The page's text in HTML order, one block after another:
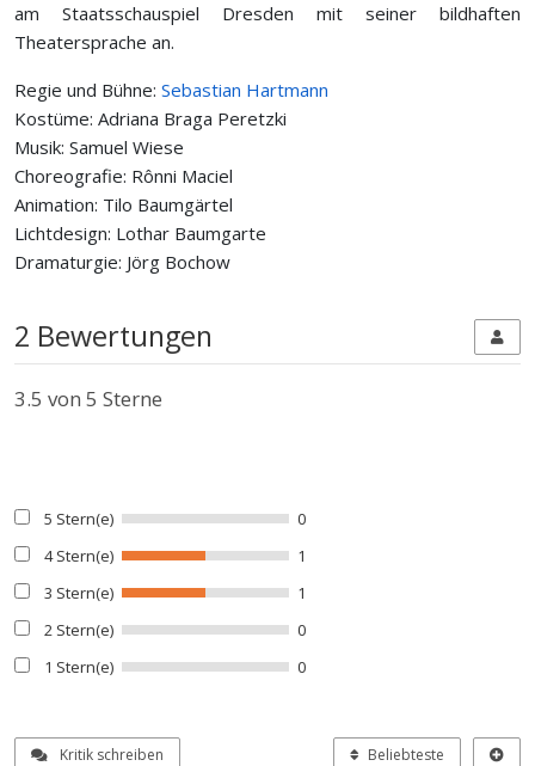
am Staatsschauspiel Dresden mit seiner bildhaften
Theatersprache an.
Regie und Bühne: Sebastian Hartmann
Kostüme: Adriana Braga Peretzki
Musik: Samuel Wiese
Choreografie: Rônni Maciel
Animation: Tilo Baumgärtel
Lichtdesign: Lothar Baumgarte
Dramaturgie: Jörg Bochow
2 Bewertungen
3.5 von 5 Sterne
5 Stern(e)
0
4 Stern(e)
1
3 Stern(e)
1
2 Stern(e)
0
1 Stern(e)
0
Kritik schreiben Beliebteste